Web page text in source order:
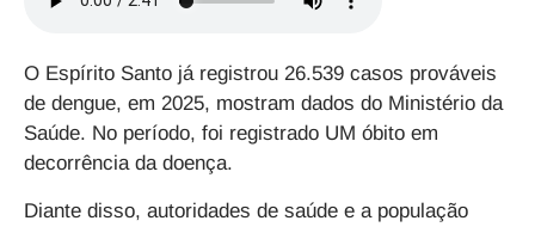
O Espírito Santo já registrou 26.539 casos prováveis
de dengue, em 2025, mostram dados do Ministério da
Saúde. No período, foi registrado UM óbito em
decorrência da doença.
Diante disso, autoridades de saúde e a população